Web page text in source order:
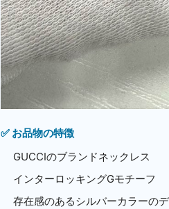
✅ お品物の特徴
GUCCIのブランドネックレス
インターロッキングGモチーフ
存在感のあるシルバーカラーの